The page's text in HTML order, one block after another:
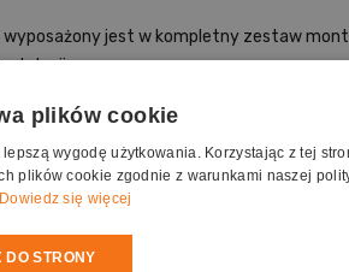
wyposażony jest w kompletny zestaw
koniecznie przy zamówieniu rozdzielczość
plików cookie
wygodę użytkowania. Korzystając z tej
plików cookie zgodnie z warunkami naszej
Dowiedz się więcej
DO STRONY